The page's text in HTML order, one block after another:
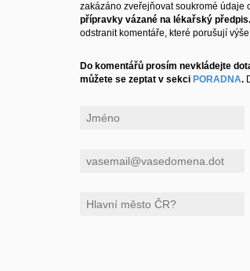
zakázáno zveřejňovat soukromé údaje
přípravky vázané na lékařský předpis.
odstranit komentáře, které porušují
Do komentářů prosím nevkládejte
můžete se zeptat v sekci PORADNA.